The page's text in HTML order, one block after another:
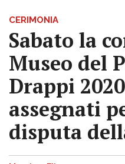
CERIMONIA
Sabato la
Museo del
Drappi
assegnati
disputa